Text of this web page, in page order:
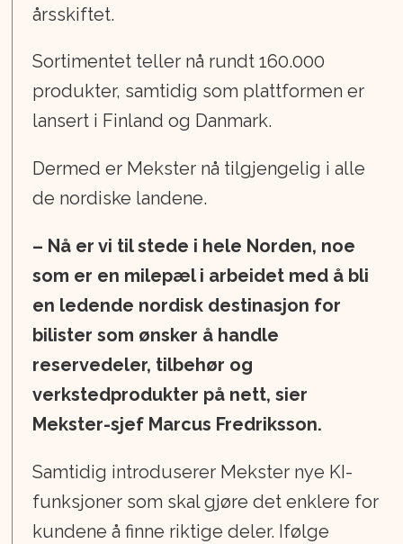
årsskiftet.
Sortimentet teller nå rundt 160.000
produkter, samtidig som plattformen er
lansert i Finland og Danmark.
Dermed er Mekster nå tilgjengelig i alle
de nordiske landene.
– Nå er vi til stede i hele Norden, noe
som er en milepæl i arbeidet med å bli
en ledende nordisk destinasjon for
bilister som ønsker å handle
reservedeler, tilbehør og
verkstedprodukter på nett, sier
Mekster-sjef Marcus Fredriksson.
Samtidig introduserer Mekster nye KI-
funksjoner som skal gjøre det enklere for
kundene å finne riktige deler. Ifølge